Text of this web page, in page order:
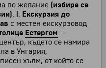
по желание (избира се
: 1. Екскурзия до
с местен екскурзовод
Естергом –
където се намира
в Унгария,
хълм, от който се